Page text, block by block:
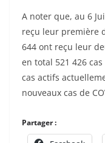
A noter que, au 6
reçu leur première
644 ont reçu leur
en total 521 426
cas actifs
nouveaux cas de
Partager :